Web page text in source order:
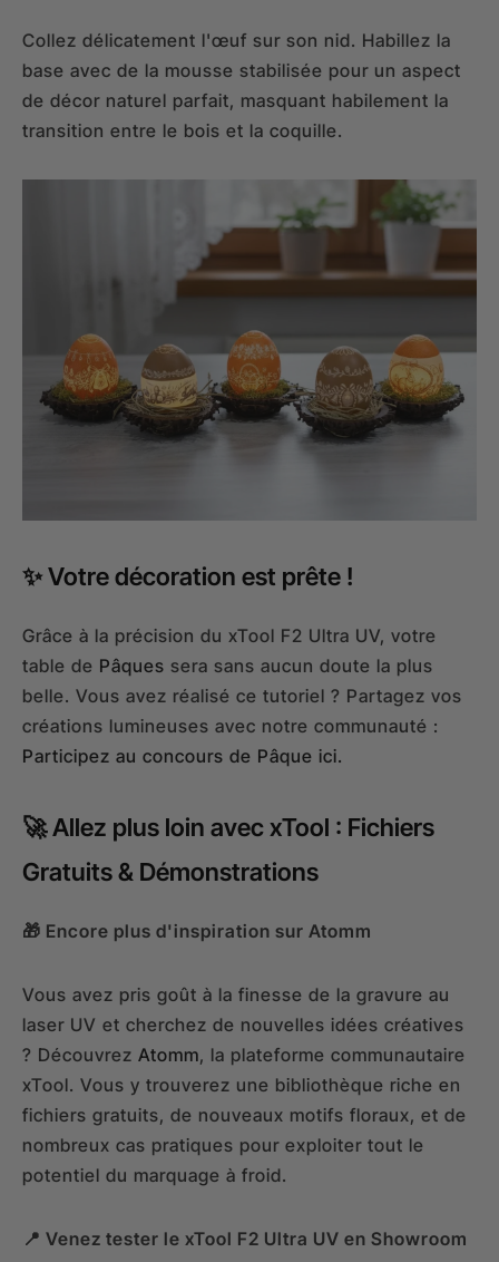
Collez délicatement l'œuf sur son nid. Habillez la
base avec de la mousse stabilisée pour un aspect
de décor naturel parfait, masquant habilement la
transition entre le bois et la coquille.
✨ Votre décoration est prête !
Grâce à la précision du xTool F2 Ultra UV, votre
table de Pâques sera sans aucun doute la plus
belle. Vous avez réalisé ce tutoriel ? Partagez vos
créations lumineuses avec notre communauté :
Participez au concours de Pâque ici.
🚀 Allez plus loin avec xTool : Fichiers
Gratuits & Démonstrations
🎁 Encore plus d'inspiration sur Atomm
Vous avez pris goût à la finesse de la gravure au
laser UV et cherchez de nouvelles idées créatives
? Découvrez Atomm, la plateforme communautaire
xTool. Vous y trouverez une bibliothèque riche en
fichiers gratuits, de nouveaux motifs floraux, et de
nombreux cas pratiques pour exploiter tout le
potentiel du marquage à froid.
📍 Venez tester le xTool F2 Ultra UV en Showroom